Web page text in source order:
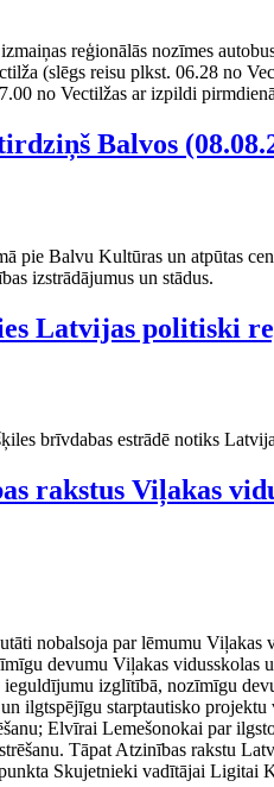
izmaiņas reģionālās nozīmes
(slēgs reisu plkst. 06.28 no
no Vectilžas ar izpildi
Balvos
pie Balvu Kultūras un atpūtas
izstrādājumus un stādus.
Latvijas politiski
brīvdabas estrādē notiks
rakstus Viļakas
nobalsoja par lēmumu Viļakas
devumu Viļakas vidusskolas
izglītībā, nozīmīgu
ilgtspējīgu starptautisko
Elvīrai Lemešonokai par
Tāpat Atzinības rakstu
Skujetnieki vadītājai Ligitai